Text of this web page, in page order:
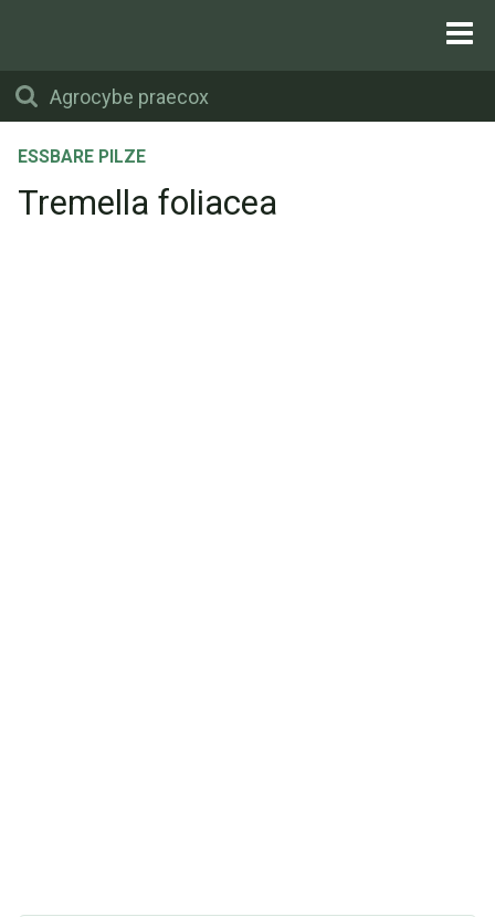
ESSBARE PILZE
Tremella foliacea